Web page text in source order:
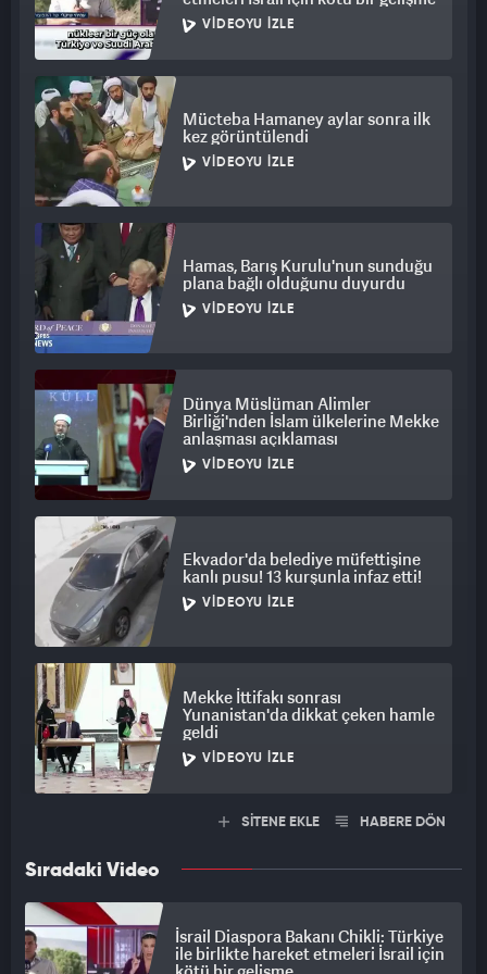
üzerlerine tükürülüyor, saldırıya uğruyorlar." dedi.
VIDEOYU İZLE
Mücteba Hamaney aylar sonra ilk
kez görüntülendi
VIDEOYU İZLE
Hamas, Barış Kurulu'nun sunduğu
plana bağlı olduğunu duyurdu
VIDEOYU İZLE
Dünya Müslüman Alimler
Birliği'nden İslam ülkelerine Mekke
anlaşması açıklaması
VIDEOYU İZLE
Ekvador'da belediye müfettişine
kanlı pusu! 13 kurşunla infaz etti!
VIDEOYU İZLE
Mekke İttifakı sonrası
Yunanistan'da dikkat çeken hamle
geldi
VIDEOYU İZLE
SİTENE EKLE HABERE DÖN
Sıradaki Video
İsrail Diaspora Bakanı Chikli: Türkiye
ile birlikte hareket etmeleri İsrail için